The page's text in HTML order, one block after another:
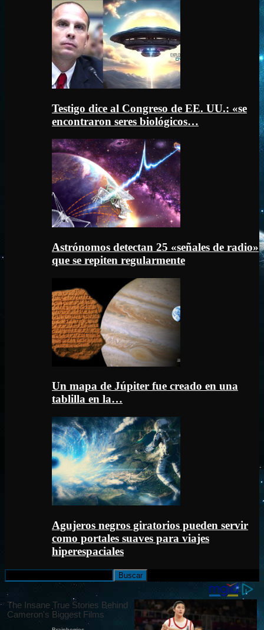
Testigo dice al Congreso de EE. UU.: «se
encontraron seres biológicos…
Astrónomos detectan 25 «señales de radio»
que se repiten regularmente
Un mapa de Júpiter fue creado en una
tablilla en la…
Agujeros negros giratorios pueden servir
como portales suaves para viajes
hiperespaciales